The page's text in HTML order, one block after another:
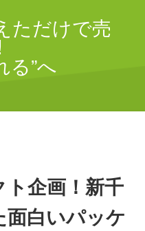
ただけで売
る”へ
ト企画！新千
白いパッケ